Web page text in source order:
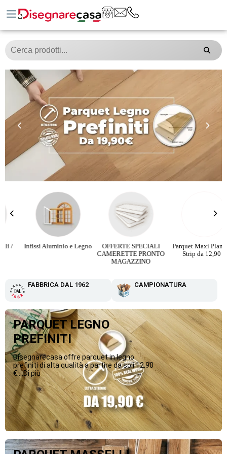
Infissi Aluminio e Legno
OFFERTE SPECIALI
CAMERETTE PRONTO
MAGAZZINO
Parquet Maxi Plancia 3
Strip da 12,90 €
FABBRICA DAL 1962 CAMPIONATURA
PARQUET LEGNO
PREFINITI
Disegnarecasa offre parquet in legno
prefiniti di alta qualità a partire da soli 12,90
€....Di più